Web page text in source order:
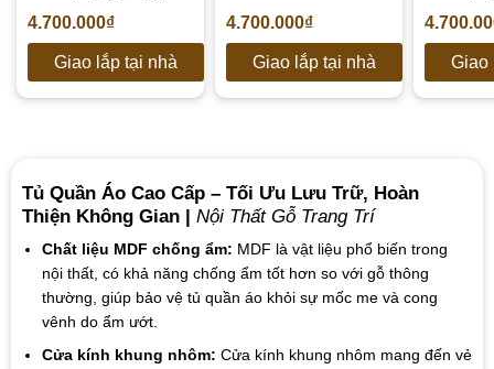
4.700.000₫
Giao lắp tại nhà
4.700.000₫
Giao lắp tại nhà Giao
Tủ Quần Áo Cao Cấp – Tối Ưu Lưu Trữ, Hoàn
Thiện Không Gian | Nội Thất Gỗ Trang Trí
Chất liệu MDF chống ẩm: MDF là vật liệu phổ biến trong
nội thất, có khả năng chống ẩm tốt hơn so với gỗ thông
thường, giúp bảo vệ tủ quần áo khỏi sự mốc me và cong
vênh do ẩm ướt.
Cửa kính khung nhôm: Cửa kính khung nhôm mang đến vẻ